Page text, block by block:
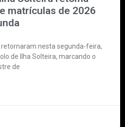
matrículas de 2026
retornaram nesta segunda-feira,
de Ilha Solteira, marcando o
de